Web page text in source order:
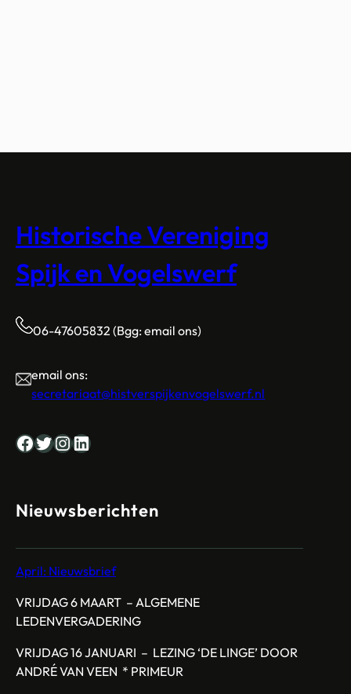
Historische Vereniging
Spijk en Vogelswerf
06-47605832 (Bgg: email ons)
email ons:
secretariaat@histverspijkenvogelswerf.nl
Facebook Twitter InstagramLinkedIn
Nieuwsberichten
April: Nieuwsbrief
VRIJDAG 6 MAART – ALGEMENE
LEDENVERGADERING
VRIJDAG 16 JANUARI – LEZING ‘DE LINGE’ DOOR
ANDRÉ VAN VEEN * PRIMEUR